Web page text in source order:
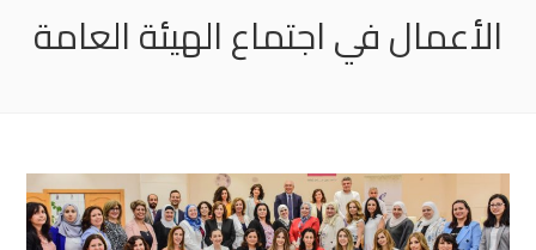
الأعمال في اجتماع الهيئة العامة‏